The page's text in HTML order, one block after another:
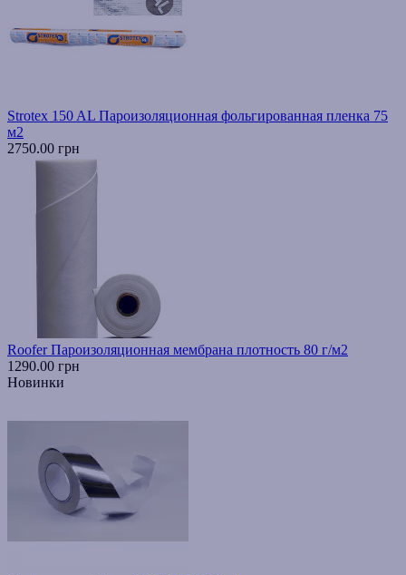
Strotex 150 AL Пароизоляционная фольгированная пленка 75
м2
2750.00 грн
Roofer Пароизоляционная мембрана плотность 80 г/м2
1290.00 грн
Новинки